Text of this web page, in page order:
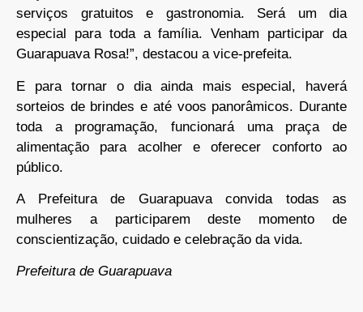
serviços gratuitos e gastronomia. Será um dia
especial para toda a família. Venham participar da
Guarapuava Rosa!”, destacou a vice-prefeita.
E para tornar o dia ainda mais especial, haverá
sorteios de brindes e até voos panorâmicos. Durante
toda a programação, funcionará uma praça de
alimentação para acolher e oferecer conforto ao
público.
A Prefeitura de Guarapuava convida todas as
mulheres a participarem deste momento de
conscientização, cuidado e celebração da vida.
Prefeitura de Guarapuava